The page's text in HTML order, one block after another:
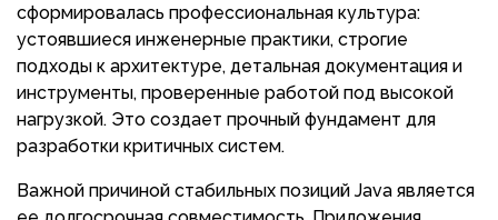
сформировалась профессиональная культура:
устоявшиеся инженерные практики, строгие
подходы к архитектуре, детальная документация и
инструменты, проверенные работой под высокой
нагрузкой. Это создает прочный фундамент для
разработки критичных систем.
Важной причиной стабильных позиций Java является